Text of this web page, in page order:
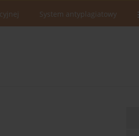
System antyplagiatowy